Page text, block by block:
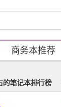
商务本推荐
的笔记本排行榜